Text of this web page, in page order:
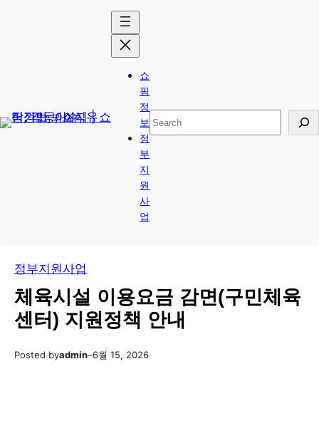
가
쇼
핑
정
보
정
부
지
원
사
업
검
색
정부지원사업
체육시설 이용요금 감면(구민체육
센터) 지원정책 안내
Posted byadmin–6월 15, 2026